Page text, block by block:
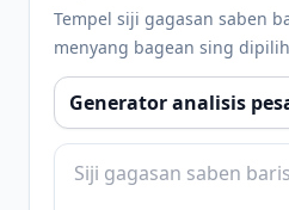
Tempel siji gagasan saben
menyang bagean sing